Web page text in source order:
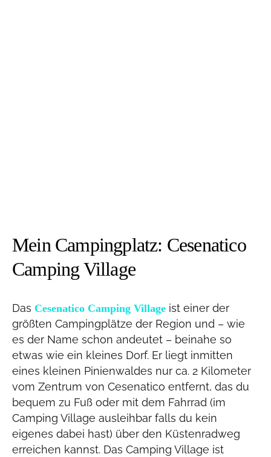
Mein Campingplatz: Cesenatico
Camping Village
Das Cesenatico Camping Village ist einer der
größten Campingplätze der Region und – wie
es der Name schon andeutet – beinahe so
etwas wie ein kleines Dorf. Er liegt inmitten
eines kleinen Pinienwaldes nur ca. 2 Kilometer
vom Zentrum von Cesenatico entfernt, das du
bequem zu Fuß oder mit dem Fahrrad (im
Camping Village ausleihbar falls du kein
eigenes dabei hast) über den Küstenradweg
erreichen kannst. Das Camping Village ist